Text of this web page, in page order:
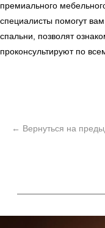
премиального
специалисты помогут
спальни, позволят
проконсультируют по